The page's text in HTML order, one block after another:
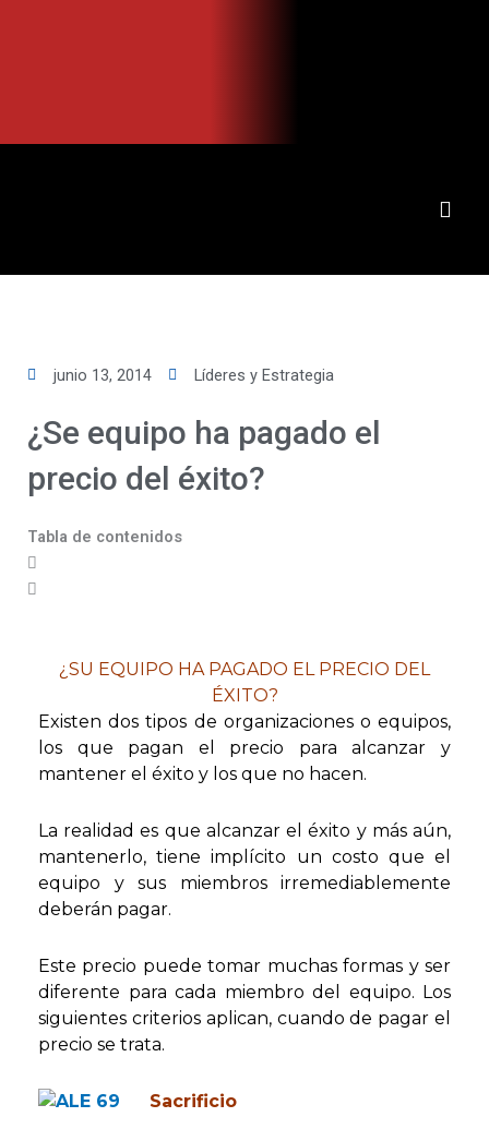
junio 13, 2014 Líderes y Estrategia
¿Se equipo ha pagado el
precio del éxito?
Tabla de contenidos
¿SU EQUIPO HA PAGADO EL PRECIO DEL
ÉXITO?
Existen dos tipos de organizaciones o equipos,
los que pagan el precio para alcanzar y
mantener el éxito y los que no hacen.
La realidad es que alcanzar el éxito y más aún,
mantenerlo, tiene implícito un costo que el
equipo y sus miembros irremediablemente
deberán pagar.
Este precio puede tomar muchas formas y ser
diferente para cada miembro del equipo. Los
siguientes criterios aplican, cuando de pagar el
precio se trata.
Sacrificio